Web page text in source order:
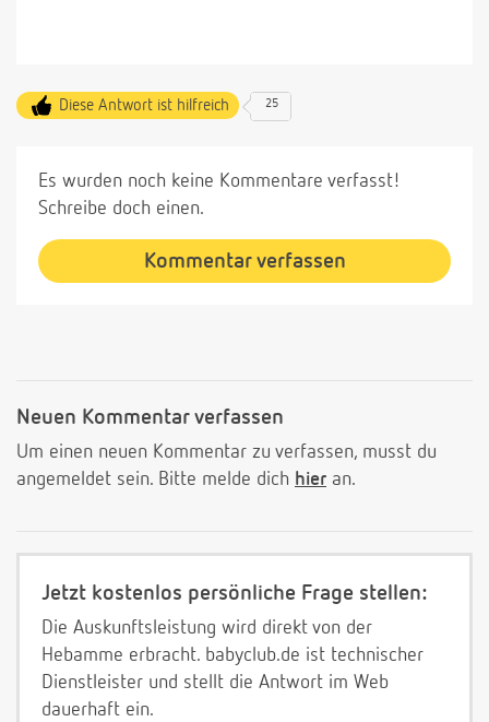
Diese Antwort ist hilfreich 25
Es wurden noch keine Kommentare verfasst!
Schreibe doch einen.
Kommentar verfassen
Neuen Kommentar verfassen
Um einen neuen Kommentar zu verfassen, musst du
angemeldet sein. Bitte melde dich hier an.
Jetzt kostenlos persönliche Frage stellen:
Die Auskunftsleistung wird direkt von der
Hebamme erbracht. babyclub.de ist technischer
Dienstleister und stellt die Antwort im Web
dauerhaft ein.